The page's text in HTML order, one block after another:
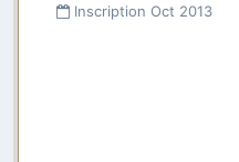
Inscription Oct 2013